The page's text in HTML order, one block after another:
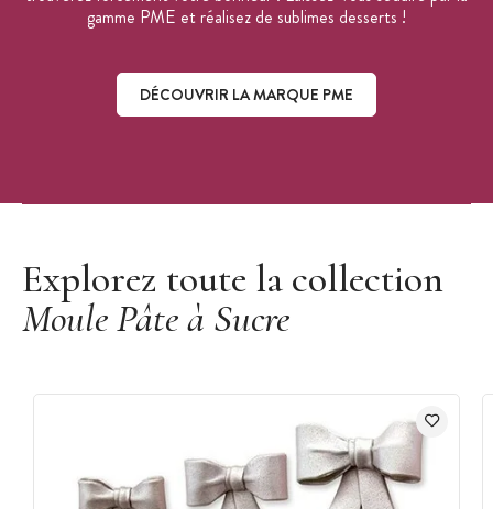
gamme PME et réalisez de sublimes desserts !
DÉCOUVRIR LA MARQUE PME
Explorez toute la collection
Moule Pâte à Sucre